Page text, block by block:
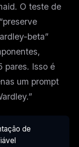
O teste de
preserve
beta”
pares. Isso é
um prompt
de